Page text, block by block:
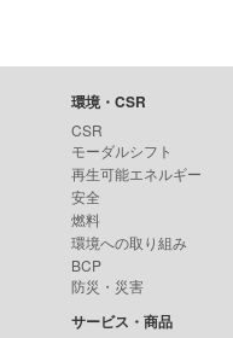
環境・CSR
CSR
モーダルシフト
再生可能エネルギー
安全
燃料
環境への取り組み
BCP
防災・災害
サービス・商品